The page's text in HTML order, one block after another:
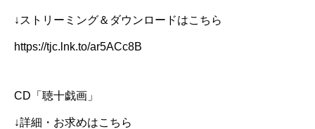
↓ストリーミング＆ダウンロードはこちら
https://tjc.lnk.to/ar5ACc8B
CD「聴十戯画」
↓詳細・お求めはこちら